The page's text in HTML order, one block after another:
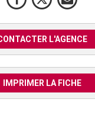
L'AGENCE
IMPRIMER LA FICHE